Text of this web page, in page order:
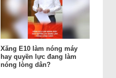
Xăng E10 làm nóng máy
hay quyền lực đang làm
nóng lòng dân?